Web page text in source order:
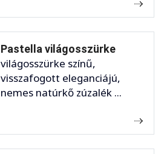
Pastella világosszürke
világosszürke színű,
visszafogott eleganciájú,
nemes natúrkő zúzalék ...